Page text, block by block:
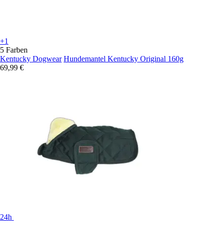
+1
5 Farben
Kentucky Dogwear Hundemantel Kentucky Original 160g
69,99 €
24h